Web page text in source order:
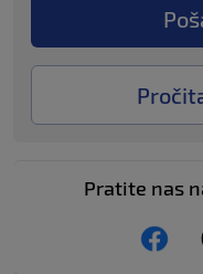
Pratite nas